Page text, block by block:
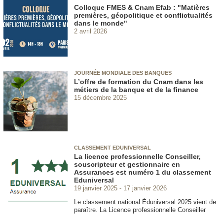
Colloque FMES & Cnam Efab : "Matières
premières, géopolitique et conflictualités
dans le monde"
2 avril 2026
JOURNÉE MONDIALE DES BANQUES
L’offre de formation du Cnam dans les
métiers de la banque et de la finance
15 décembre 2025
CLASSEMENT EDUNIVERSAL
La licence professionnelle Conseiller,
souscripteur et gestionnaire en
Assurances est numéro 1 du classement
Eduniversal
19 janvier 2025
17 janvier 2026
Le classement national Éduniversal 2025 vient de
paraître. La Licence professionnelle Conseiller